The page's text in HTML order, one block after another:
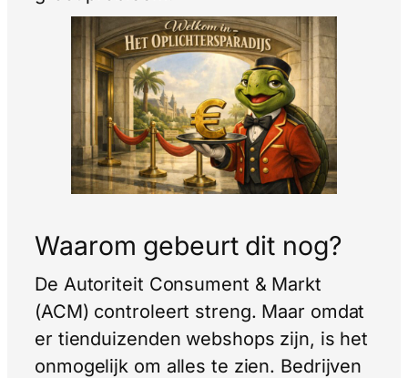
Waarom gebeurt dit nog?
De Autoriteit Consument & Markt
(ACM) controleert streng. Maar omdat
er tienduizenden webshops zijn, is het
onmogelijk om alles te zien. Bedrijven